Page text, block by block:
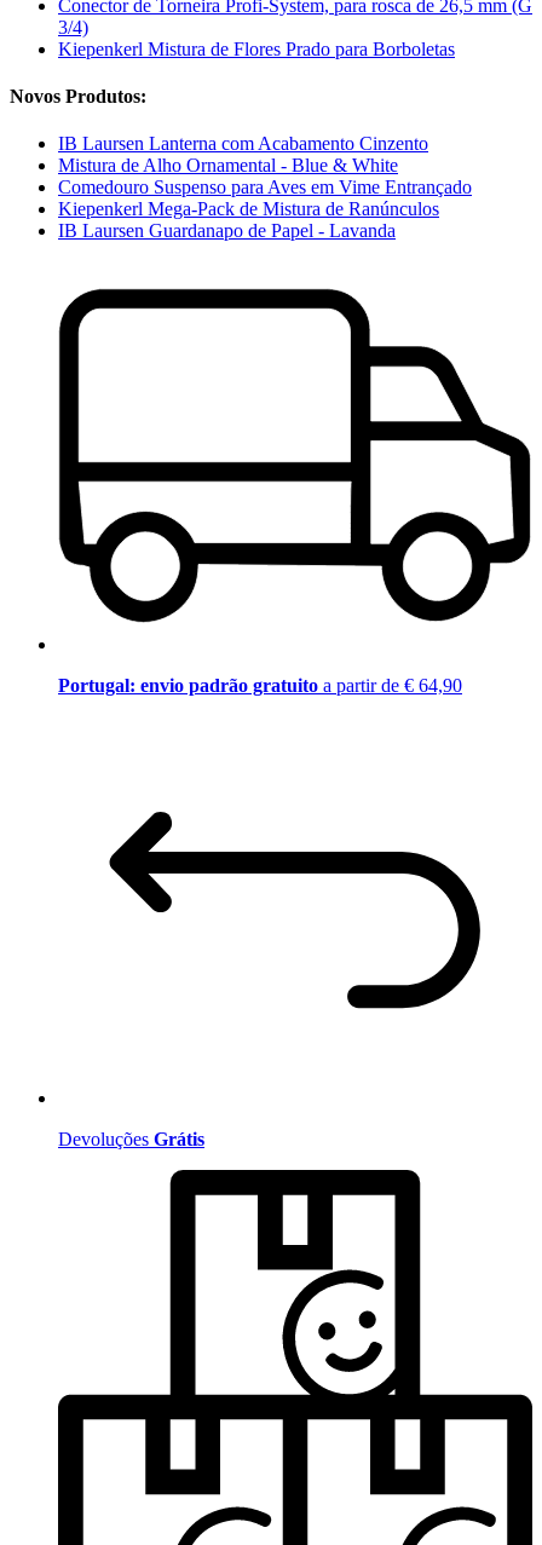
Conector de Torneira Profi-System, para rosca de 26,5 mm (G
3/4)
Kiepenkerl Mistura de Flores Prado para Borboletas
Novos Produtos:
IB Laursen Lanterna com Acabamento Cinzento
Mistura de Alho Ornamental - Blue & White
Comedouro Suspenso para Aves em Vime Entrançado
Kiepenkerl Mega-Pack de Mistura de Ranúnculos
IB Laursen Guardanapo de Papel - Lavanda
Portugal: envio padrão gratuito a partir de € 64,90
Devoluções Grátis